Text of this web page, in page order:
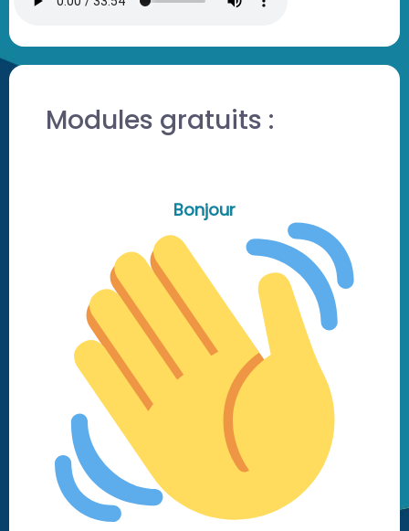
Modules gratuits :
Bonjour